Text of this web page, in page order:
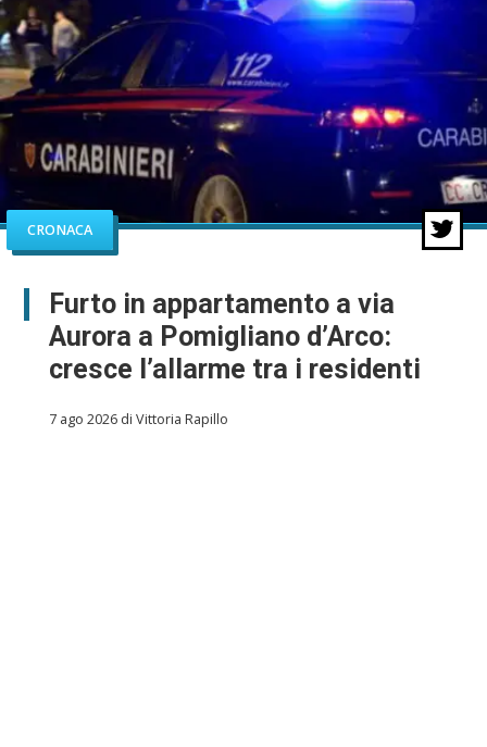
CRONACA
Furto in appartamento a via
Aurora a Pomigliano d’Arco:
cresce l’allarme tra i residenti
7 ago 2026 di Vittoria Rapillo